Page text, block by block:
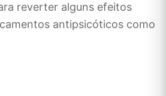
reverter alguns efeitos
antipsicóticos como